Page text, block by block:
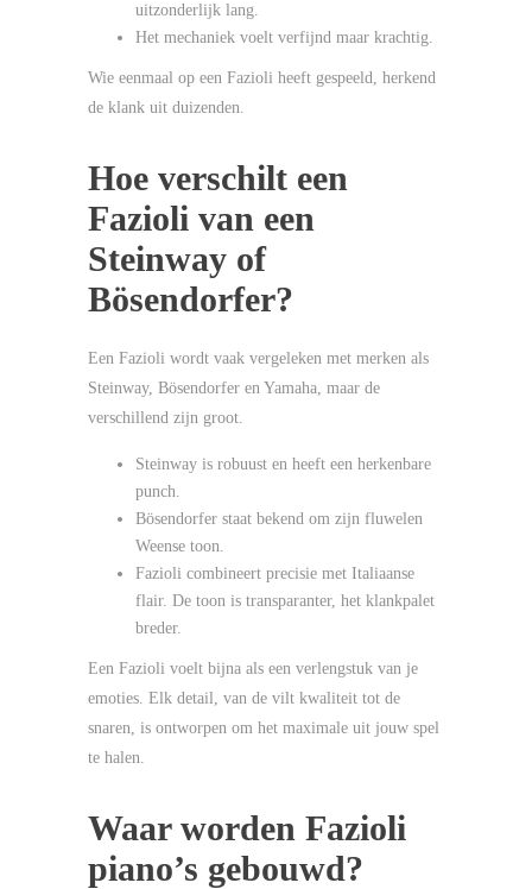
uitzonderlijk lang.
Het mechaniek voelt verfijnd maar krachtig.
Wie eenmaal op een Fazioli heeft gespeeld, herkend
de klank uit duizenden.
Hoe verschilt een
Fazioli van een
Steinway of
Bösendorfer?
Een Fazioli wordt vaak vergeleken met merken als
Steinway, Bösendorfer en Yamaha, maar de
verschillend zijn groot.
Steinway is robuust en heeft een herkenbare
punch.
Bösendorfer staat bekend om zijn fluwelen
Weense toon.
Fazioli combineert precisie met Italiaanse
flair. De toon is transparanter, het klankpalet
breder.
Een Fazioli voelt bijna als een verlengstuk van je
emoties. Elk detail, van de vilt kwaliteit tot de
snaren, is ontworpen om het maximale uit jouw spel
te halen.
Waar worden Fazioli
piano’s gebouwd?